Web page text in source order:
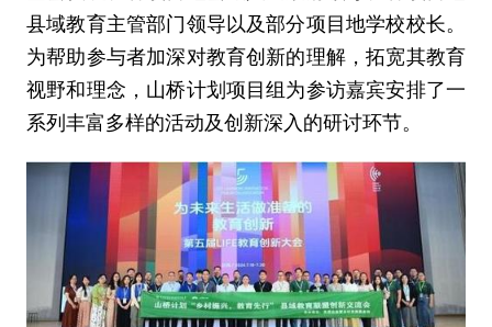
县域教育主管部门领导以及部分项目地学校校长。
为帮助参与者加深对教育创新的理解，拓宽其教育
视野和理念，山桥计划项目组为参访嘉宾安排了一
系列丰富多样的活动及创新深入的研讨环节。